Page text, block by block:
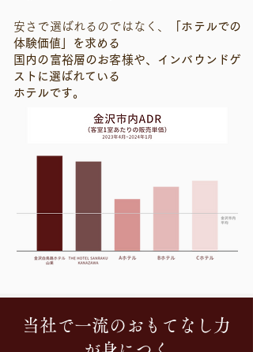
安さで選ばれるのではなく、
「ホテルでの
体験価値」を求める
国内の富裕層のお客様や、インバウンドゲ
ストに選ばれている
ホテルです。
当社で一流のおもてなし力